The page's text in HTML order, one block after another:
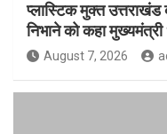
प्लास्टिक मुक्त उत्तराखंड
निभाने को कहा मुख्यमंत्री
August 7, 2026